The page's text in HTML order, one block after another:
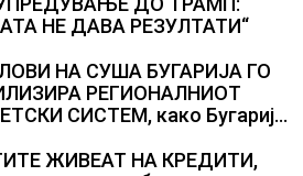
НЕ ДАВА РЕЗУЛТАТИ“
НА СУША БУГАРИЈА ГО
РЕГИОНАЛНИОТ
СИСТЕМ, како Бугарија
на енергија од батерии
ЖИВЕАТ НА КРЕДИТИ,